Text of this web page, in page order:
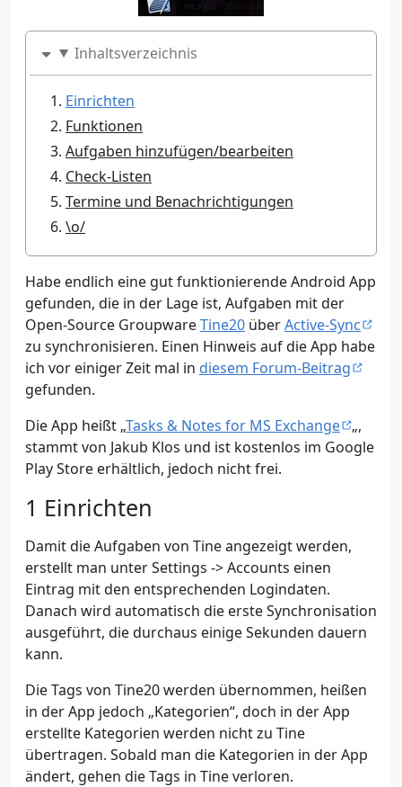
Inhaltsverzeichnis
Einrichten
Funktionen
Aufgaben hinzufügen/bearbeiten
Check-Listen
Termine und Benachrichtigungen
\o/
Habe endlich eine gut funktionierende Android App
gefunden, die in der Lage ist, Aufgaben mit der
Open-Source GroupwareTine20 überActive-Sync
zu synchronisieren. Einen Hinweis auf die App habe
ich vor einiger Zeit mal in diesem Forum-Beitrag
gefunden.
Die App heißt „Tasks & Notes for MS Exchange
„,
stammt von Jakub Klos und ist kostenlos im Google
Play Store erhältlich, jedoch nicht frei.
Einrichten
Damit die Aufgaben von Tine angezeigt werden,
erstellt man unter Settings -> Accounts einen
Eintrag mit den entsprechenden Logindaten.
Danach wird automatisch die erste Synchronisation
ausgeführt, die durchaus einige Sekunden dauern
kann.
Die Tags von Tine20 werden übernommen, heißen
in der App jedoch „Kategorien“, doch in der App
erstellte Kategorien werden nicht zu Tine
übertragen. Sobald man die Kategorien in der App
ändert, gehen die Tags in Tine verloren.